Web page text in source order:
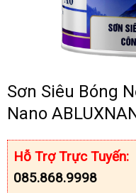
Sơn Siêu Bóng
Nano
Hỗ Trợ Trực Tuyến:
085.868.9998